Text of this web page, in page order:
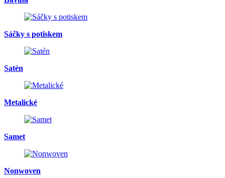
Sáčky s potiskem
Satén
Metalické
Samet
Nonwoven